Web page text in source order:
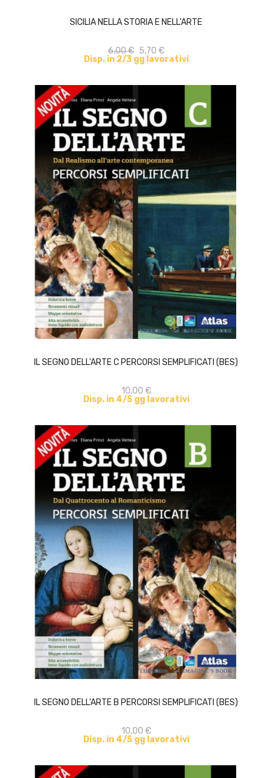
SICILIA NELLA STORIA E NELL'ARTE
6,00 € 5,70 €
Disp. in 2/3 gg lavorativi
IL SEGNO DELL'ARTE C PERCORSI SEMPLIFICATI (BES)
10,00 €
Disp. in 4/5 gg lavorativi
ACQUISTA
IL SEGNO DELL'ARTE B PERCORSI SEMPLIFICATI (BES)
10,00 €
Disp. in 4/5 gg lavorativi
ACQUISTA